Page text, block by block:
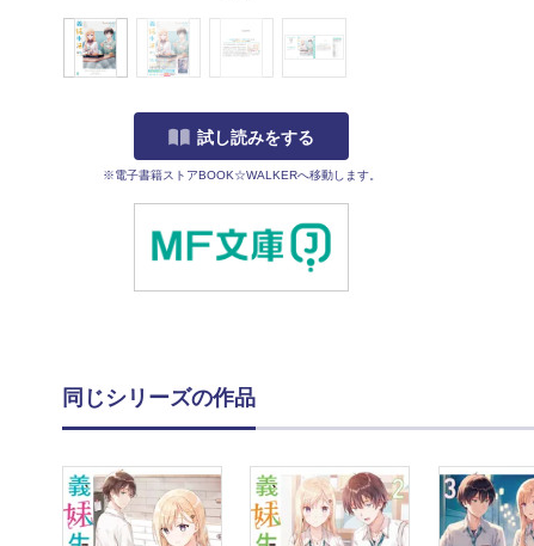
試し読みをする
※電子書籍ストアBOOK☆WALKERへ移動します。
同じシリーズの作品